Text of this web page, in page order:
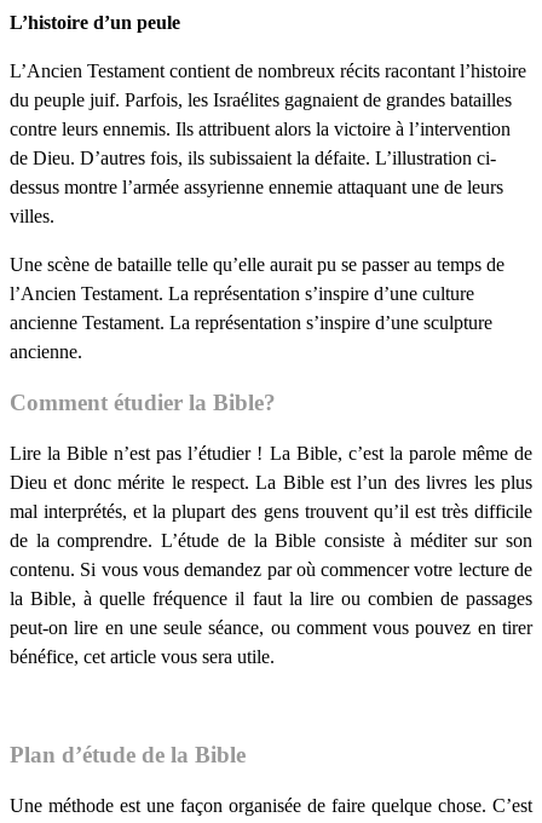
L’histoire d’un peule
L’Ancien Testament contient de nombreux récits racontant l’histoire
du peuple juif. Parfois, les Israélites gagnaient de grandes batailles
contre leurs ennemis. Ils attribuent alors la victoire à l’intervention
de Dieu. D’autres fois, ils subissaient la défaite. L’illustration ci-
dessus montre l’armée assyrienne ennemie attaquant une de leurs
villes.
Une scène de bataille telle qu’elle aurait pu se passer au temps de
l’Ancien Testament. La représentation s’inspire d’une culture
ancienne Testament. La représentation s’inspire d’une sculpture
ancienne.
Comment étudier la Bible?
Lire la Bible n’est pas l’étudier ! La Bible, c’est la parole même de
Dieu et donc mérite le respect. La Bible est l’un des livres les plus
mal interprétés, et la plupart des gens trouvent qu’il est très difficile
de la comprendre. L’étude de la Bible consiste à méditer sur son
contenu. Si vous vous demandez par où commencer votre lecture de
la Bible, à quelle fréquence il faut la lire ou combien de passages
peut-on lire en une seule séance, ou comment vous pouvez en tirer
bénéfice, cet article vous sera utile.
Plan d’étude de la Bible
Une méthode est une façon organisée de faire quelque chose. C’est